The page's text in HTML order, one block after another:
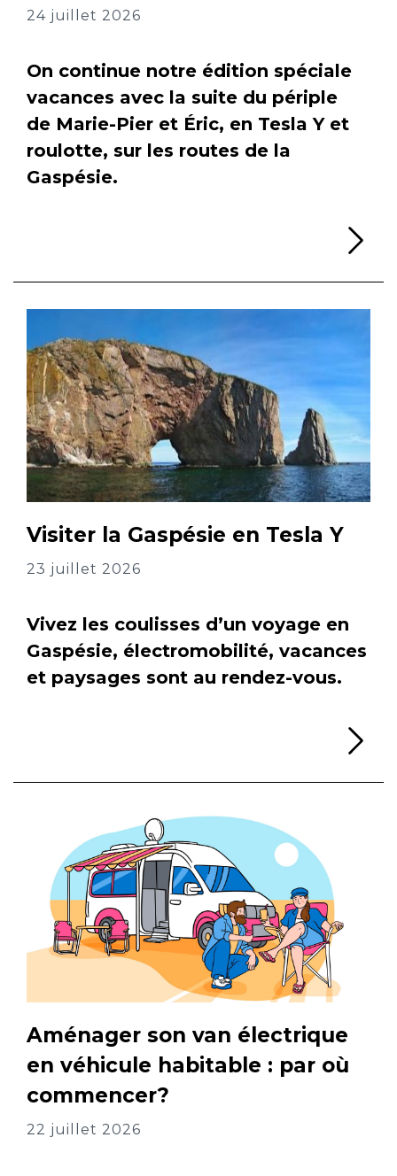
24 juillet 2026
On continue notre édition spéciale
vacances avec la suite du périple
de Marie-Pier et Éric, en Tesla Y et
roulotte, sur les routes de la
Gaspésie.
Visiter la Gaspésie en Tesla Y
23 juillet 2026
Vivez les coulisses d’un voyage en
Gaspésie, électromobilité, vacances
et paysages sont au rendez-vous.
Aménager son van électrique
en véhicule habitable : par où
commencer?
22 juillet 2026